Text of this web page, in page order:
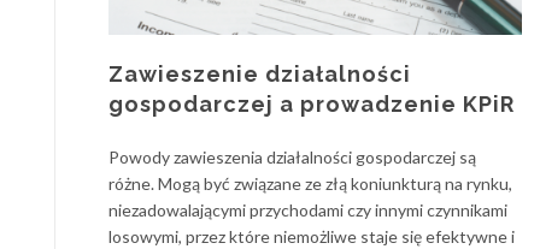
Zawieszenie działalności
gospodarczej a prowadzenie KPiR
Powody zawieszenia działalności gospodarczej są
różne. Mogą być związane ze złą koniunkturą na rynku,
niezadowalającymi przychodami czy innymi czynnikami
losowymi, przez które niemożliwe staje się efektywne i